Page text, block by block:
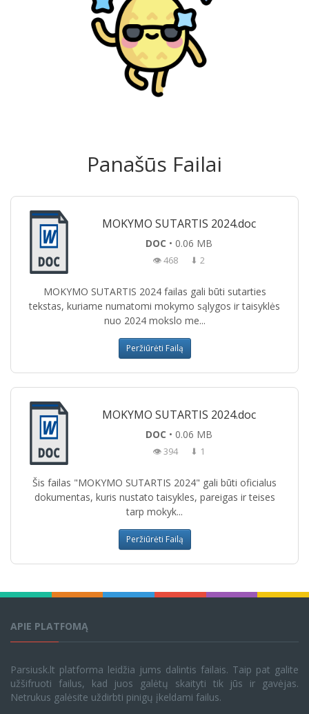
Panašūs Failai
MOKYMO SUTARTIS 2024.doc
DOC • 0.06 MB
👁 468 ⬇ 2
MOKYMO SUTARTIS 2024 failas gali būti sutarties
tekstas, kuriame numatomi mokymo sąlygos ir taisyklės
nuo 2024 mokslo me...
Peržiūrėti Failą
MOKYMO SUTARTIS 2024.doc
DOC • 0.06 MB
👁 394 ⬇ 1
Šis failas "MOKYMO SUTARTIS 2024" gali būti oficialus
dokumentas, kuris nustato taisykles, pareigas ir teises
tarp mokyk...
Peržiūrėti Failą
APIE PLATFOMĄ
Parsiusk.lt platforma leidžia jums dalintis failais. Taip pat galite
užšifruoti failus, kad juos galėtų skaityti tik jūs ir gavėjas.
Netrukus galėsite uždirbti pinigų įkeldami failus.